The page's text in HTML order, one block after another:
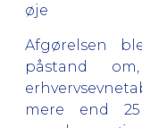
øje
Afgørelsen
påstand
mere end